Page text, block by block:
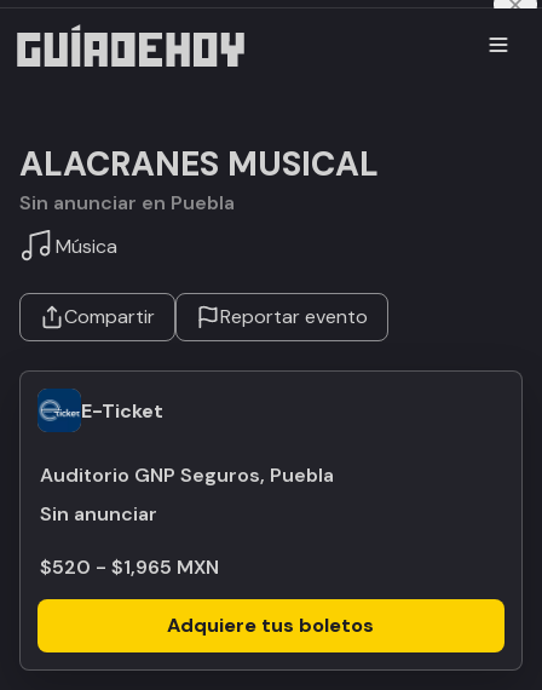
ALACRANES MUSICAL
Sin anunciar en Puebla
Música
Compartir Reportar evento
E-Ticket
Auditorio GNP Seguros, Puebla
Sin anunciar
$520 - $1,965 MXN
Adquiere tus boletos